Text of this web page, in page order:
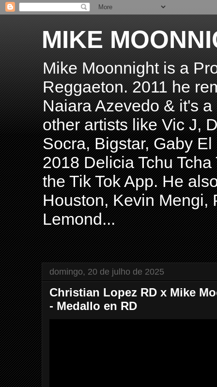
MIKE
Mike Moonnight is a
Reggaeton. 2011 he
Naiara Azevedo & it's
other artists like Vic J,
Socra, Bigstar, Gaby
2018 Delicia Tchu
the Tik Tok App. He
Houston, Kevin Mengi,
Lemond...
domingo, 20 de julho de 2025
Christian Lopez RD x Mike
- Medallo en RD